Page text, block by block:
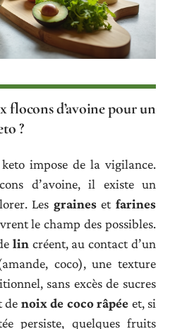
flocons d’avoine pour un
?
impose de la vigilance.
d’avoine, il existe un
Les grainesetfarines
le champ des possibles.
lin créent, au contact d’un
coco), une texture
sans excès de sucres
de noix de coco râpée et, si
persiste, quelques fruits